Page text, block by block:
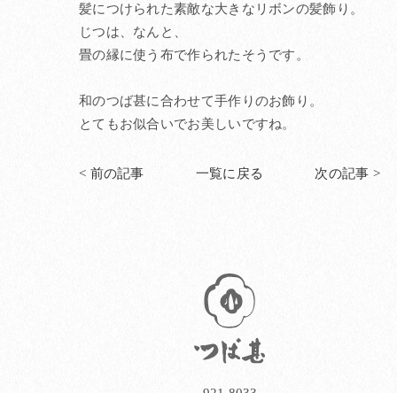
髪につけられた素敵な大きなリボンの髪飾り。
じつは、なんと、
畳の縁に使う布で作られたそうです。
和のつば甚に合わせて手作りのお飾り。
とてもお似合いでお美しいですね。
< 前の記事 一覧に戻る 次の記事 >